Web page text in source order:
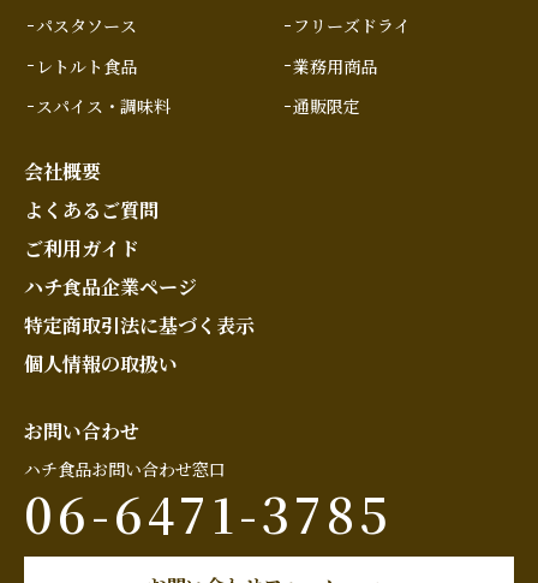
パスタソース
レトルト食品
スパイス・調味料
フリーズドライ
業務用商品
通販限定
会社概要
よくあるご質問
ご利用ガイド
ハチ食品企業ページ
特定商取引法に基づく表示
個人情報の取扱い
お問い合わせ
ハチ食品お問い合わせ窓口
06-6471-3785